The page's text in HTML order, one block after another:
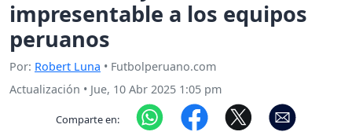
impresentable a los equipos
peruanos
Por: Robert Luna • Futbolperuano.com
Actualización • Jue, 10 Abr 2025 1:05 pm
Comparte en: